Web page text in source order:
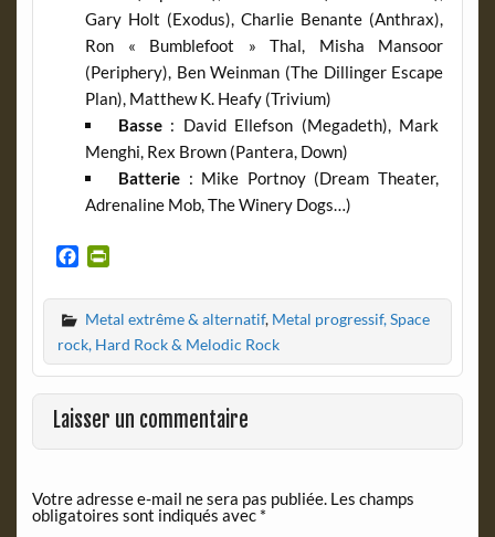
Gary Holt (Exodus), Charlie Benante (Anthrax),
Ron « Bumblefoot » Thal, Misha Mansoor
(Periphery), Ben Weinman (The Dillinger Escape
Plan), Matthew K. Heafy (Trivium)
Basse: David Ellefson (Megadeth), Mark
Menghi, Rex Brown (Pantera, Down)
Batterie : Mike Portnoy (Dream Theater,
Adrenaline Mob, The Winery Dogs…)
c
e
b
o
o
k
i
n
t
F
r
i
e
n
l
y
Metal extrême & alternatif, Metal progressif, Space
rock, Hard Rock & Melodic Rock
Laisser un commentaire
Votre adresse e-mail ne sera pas publiée. Les champs
obligatoires sont indiqués avec *